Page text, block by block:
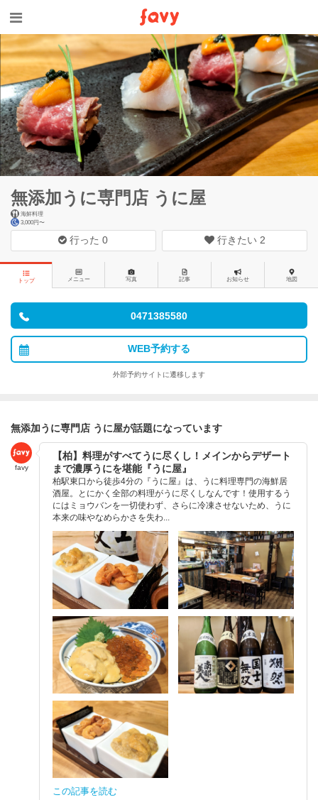
無添加うに専門店 うに屋
海鮮料理
3,000円〜
行った0 行きたい 2
トップ メニュー 写真 記事 お知らせ 地図
0471385580
WEB予約する
外部予約サイトに遷移します
無添加うに専門店 うに屋が話題になっています
favy
【柏】料理がすべてうに尽くし！メインからデザート
まで濃厚うにを堪能『うに屋』
柏駅東口から徒歩4分の『うに屋』は、うに料理専門の海鮮居
酒屋。とにかく全部の料理がうに尽くしなんです！使用するう
にはミョウバンを一切使わず、さらに冷凍させないため、うに
本来の味やなめらかさを失わ...
この記事を読む